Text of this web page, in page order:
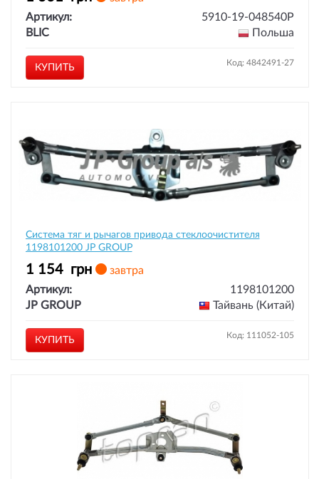
Артикул:
5910-19-048540P
BLIC
Польша
КУПИТЬ Код: 4842491-27
Система тяг и рычагов привода стеклоочистителя
1198101200 JP GROUP
1 154 грн
завтра
Артикул:
1198101200
JP GROUP
Тайвань (Китай)
КУПИТЬ Код: 111052-105